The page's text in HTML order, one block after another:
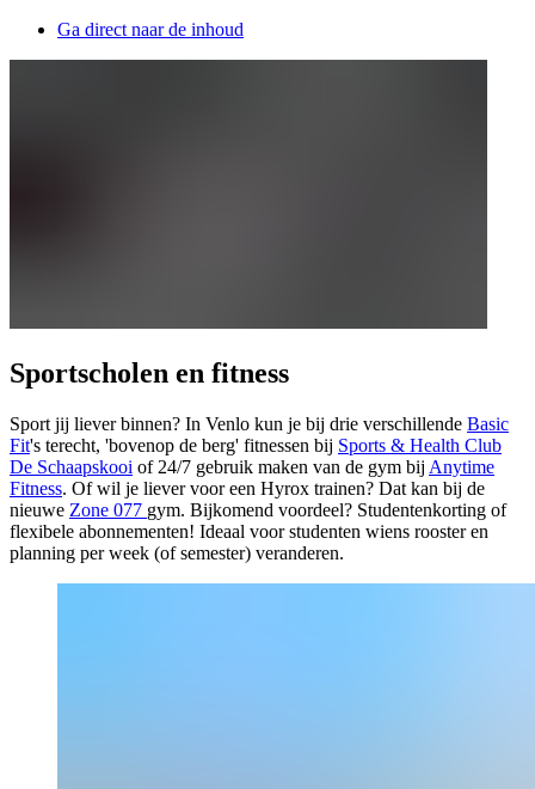
Ga direct naar de inhoud
Sportscholen en fitness
Sport jij liever binnen? In Venlo kun je bij drie verschillende Basic
Fit's terecht, 'bovenop de berg' fitnessen bij Sports & Health Club
De Schaapskooi of 24/7 gebruik maken van de gym bij Anytime
Fitness. Of wil je liever voor een Hyrox trainen? Dat kan bij de
nieuwe Zone 077 gym. Bijkomend voordeel? Studentenkorting of
flexibele abonnementen! Ideaal voor studenten wiens rooster en
planning per week (of semester) veranderen.